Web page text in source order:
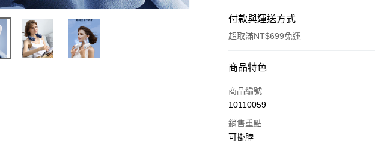
付款與運送方式
超取滿NT$699免運
付款方式
信用卡一次付款
Apple Pay
商品特色
商品編號
10110059
銷售重點
可掛脖